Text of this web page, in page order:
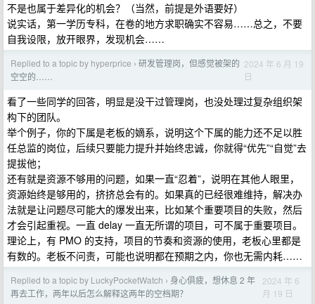
不是也属于差异化的机会？（当然，前提是外语要好）
说实话，第一学历专科，在卷的地方求职确实不容易……总之，不要
自我设限，放开眼界，发现机会……
Replied to a topic by hyperprice › 研发管理岗，但感觉被架的
空空的……
2024 年 6 月 19
日
看了一些同学的回答，明显是没干过管理岗，也没处理过复杂组织架
构下的团队。
举个例子，你的下属是老板的嫡系，说明这个下属的能力还不足以胜
任总监的岗位，后续只要能力提升并始终忠诚，你就得“优先”“自觉”去
提拔他；
还有就是资源不够用的问题，如果一直“忍着”，说明在其他人眼里，
资源始终是够用的，挤挤总会有的。如果真的已经很难维持，解决办
法就是让问题尽可能大的爆发出来，比如某个重要项目的失败，然后
才会引起重视。一直 delay 一直无所谓的项目，可不属于重要项目。
理论上，有 PMO 的支持，项目的节奏和资源的使用，老板心里都是
有数的。老板不问责，可能也说明都在预期之内，你也无需内耗……
Replied to a topic by LuckyPocketWatch › 身心俱疲，想休息 2 年
再去工作，两年以后怎么解释这两年的空档期？
2024 年 6
月 19 日